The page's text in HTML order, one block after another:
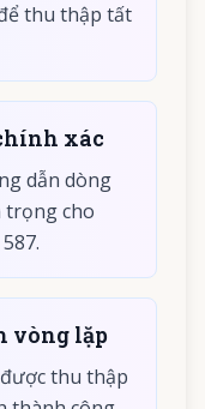
thu thập tất
xác
dẫn dòng
trọng cho
vòng lặp
thu thập